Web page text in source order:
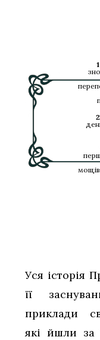
Уся історія
її
приклади
які йшли за